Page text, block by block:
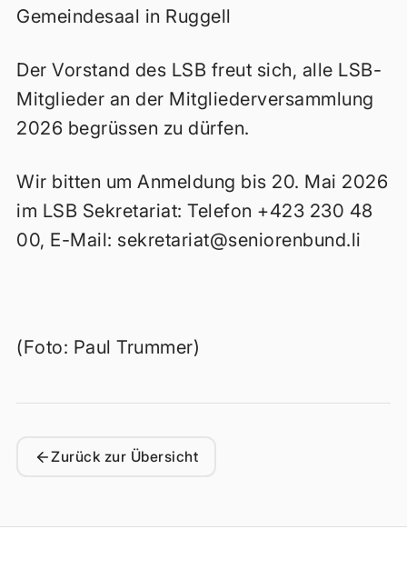
Gemeindesaal in Ruggell
Der Vorstand des LSB freut sich, alle LSB-
Mitglieder an der Mitgliederversammlung
2026 begrüssen zu dürfen.
Wir bitten um Anmeldung bis 20. Mai 2026
im LSB Sekretariat: Telefon +423 230 48
00, E-Mail: sekretariat@seniorenbund.li
(Foto: Paul Trummer)
Zurück zur Übersicht